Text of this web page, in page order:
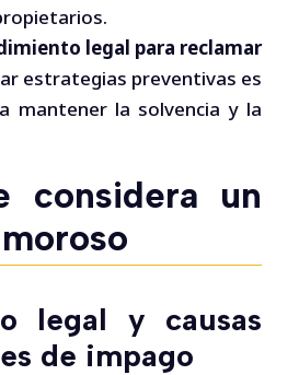
legal para reclamar
estrategias preventivas es
mantener la solvencia y la
considera un
legal y causas
de impago